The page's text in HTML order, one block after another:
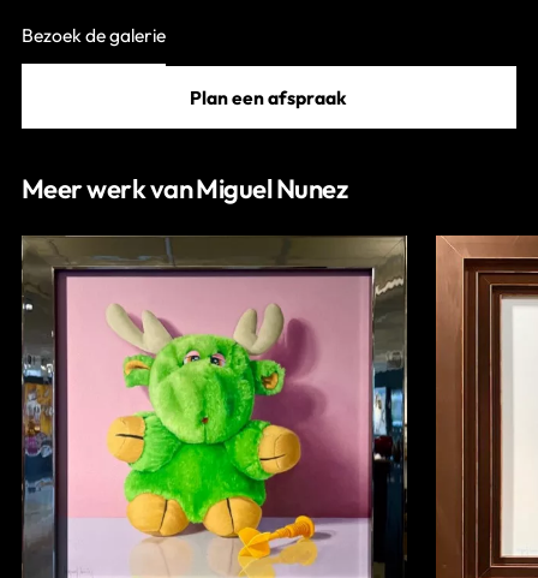
Bezoek de galerie
Plan een afspraak
Meer werk van Miguel Nunez